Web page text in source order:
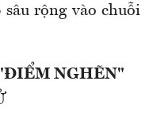
rộng vào chuỗi
NGHẼN"